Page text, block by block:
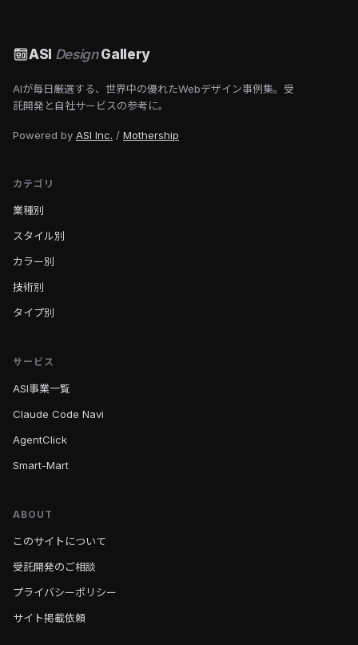
ASI DesignGallery
AIが毎日厳選する、世界中の優れたWebデザイン事例集。受
託開発と自社サービスの参考に。
Powered by ASI Inc. / Mothership
カテゴリ
業種別
スタイル別
カラー別
技術別
タイプ別
サービス
ASI事業一覧
Claude Code Navi
AgentClick
Smart-Mart
ABOUT
このサイトについて
受託開発のご相談
プライバシーポリシー
サイト掲載依頼